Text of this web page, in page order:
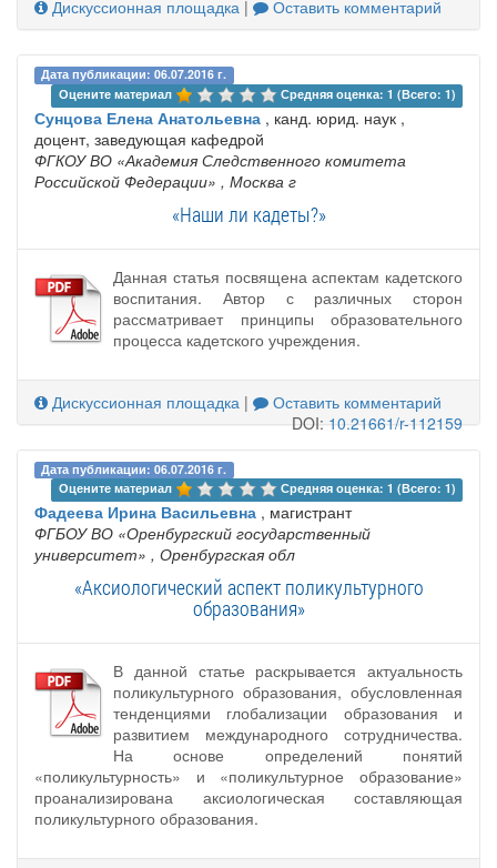
Дискуссионная площадка | Оставить комментарий
Дата публикации: 06.07.2016 г.
Оцените материал
Средняя оценка: 1 (Всего: 1)
Сунцова Елена Анатольевна , канд. юрид. наук ,
доцент, заведующая кафедрой
ФГКОУ ВО «Академия Следственного комитета
Российской Федерации» , Москва г
«Наши ли кадеты?»
Данная статья посвящена аспектам кадетского
воспитания. Автор с различных сторон
рассматривает принципы образовательного
процесса кадетского учреждения.
Дискуссионная площадка |
Оставить комментарий
DOI:10.21661/r-112159
Дата публикации: 06.07.2016 г.
Оцените материал
Средняя оценка: 1 (Всего: 1)
Фадеева Ирина Васильевна , магистрант
ФГБОУ ВО «Оренбургский государственный
университет» , Оренбургская обл
«Аксиологический аспект поликультурного
образования»
В данной статье раскрывается актуальность
поликультурного образования, обусловленная
тенденциями глобализации образования и
развитием международного сотрудничества.
На основе определений понятий
«поликультурность» и «поликультурное образование»
проанализирована аксиологическая составляющая
поликультурного образования.